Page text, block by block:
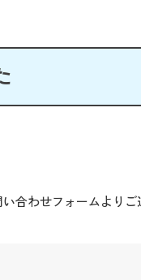
合わせフォームよりご